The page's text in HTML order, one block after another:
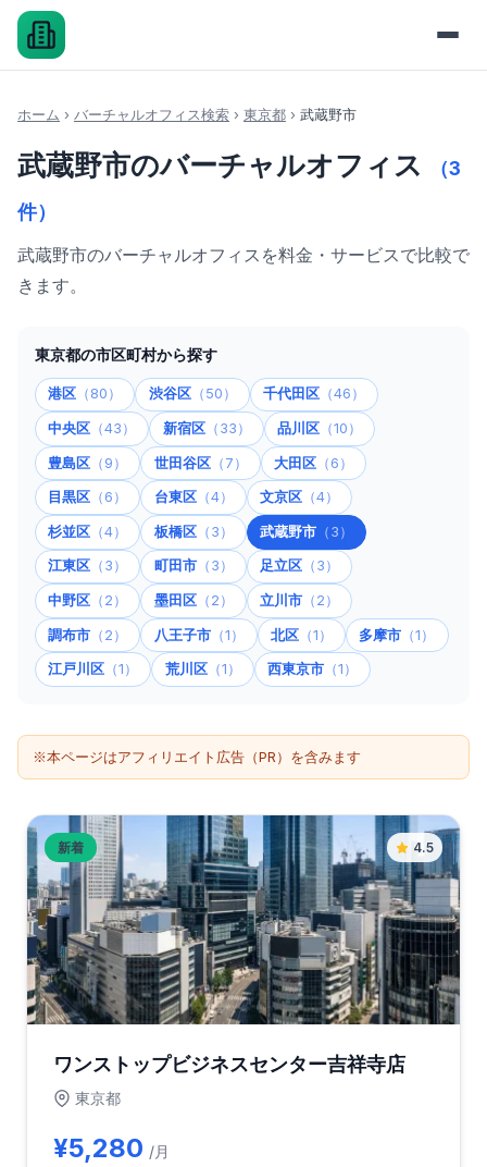
ホーム › バーチャルオフィス検索 › 東京都 › 武蔵野市
武蔵野市のバーチャルオフィス
（3
件）
武蔵野市のバーチャルオフィスを料金・サービスで比較で
きます。
東京都の市区町村から探す
港区 （80） 渋谷区（50） 千代田区（46）
中央区 （43） 新宿区（33） 品川区（10）
豊島区 （9） 世田谷区（7） 大田区（6）
目黒区 （6） 台東区（4） 文京区（4）
杉並区 （4） 板橋区（3） 武蔵野市（3）
江東区 （3） 町田市（3） 足立区（3）
中野区 （2） 墨田区（2） 立川市（2）
調布市 （2） 八王子市（1） 北区（1） 多摩市 （1）
江戸川区 （1） 荒川区（1） 西東京市（1）
※本ページはアフィリエイト広告（PR）を含みます
新着 4.5
ワンストップビジネスセンター吉祥寺店
東京都
¥5,280 /月